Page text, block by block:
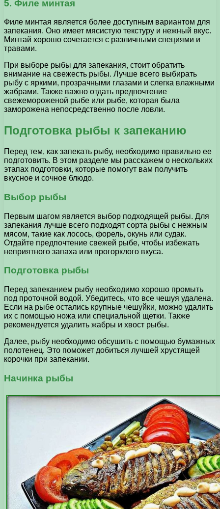
5. Филе минтая
Филе минтая является более доступным вариантом для
запекания. Оно имеет мясистую текстуру и нежный вкус.
Минтай хорошо сочетается с различными специями и
травами.
При выборе рыбы для запекания, стоит обратить
внимание на свежесть рыбы. Лучше всего выбирать
рыбу с яркими, прозрачными глазами и слегка влажными
жабрами. Также важно отдать предпочтение
свежемороженой рыбе или рыбе, которая была
заморожена непосредственно после ловли.
Подготовка рыбы к запеканию
Перед тем, как запекать рыбу, необходимо правильно ее
подготовить. В этом разделе мы расскажем о нескольких
этапах подготовки, которые помогут вам получить
вкусное и сочное блюдо.
Выбор рыбы
Первым шагом является выбор подходящей рыбы. Для
запекания лучше всего подходят сорта рыбы с нежным
мясом, такие как лосось, форель, окунь или судак.
Отдайте предпочтение свежей рыбе, чтобы избежать
неприятного запаха или прогорклого вкуса.
Подготовка рыбы
Перед запеканием рыбу необходимо хорошо промыть
под проточной водой. Убедитесь, что все чешуя удалена.
Если на рыбе остались крупные чешуйки, можно удалить
их с помощью ножа или специальной щетки. Также
рекомендуется удалить жабры и хвост рыбы.
Далее, рыбу необходимо обсушить с помощью бумажных
полотенец. Это поможет добиться лучшей хрустящей
корочки при запекании.
Начинка рыбы